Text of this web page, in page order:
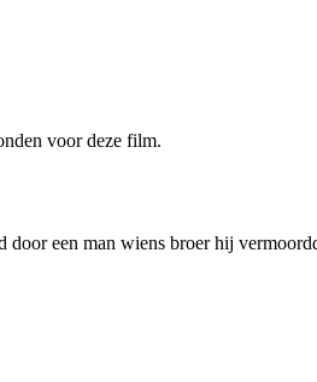
voor deze film.
door een man wiens broer hij